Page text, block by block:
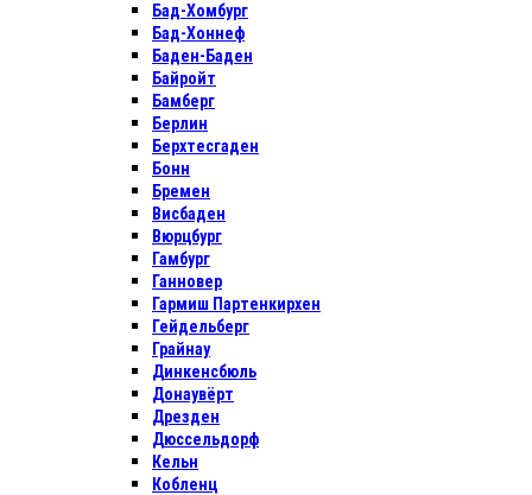
Бад-Хомбург
Бад-Хоннеф
Баден-Баден
Байройт
Бамберг
Берлин
Берхтесгаден
Бонн
Бремен
Висбаден
Вюрцбург
Гамбург
Ганновер
Гармиш Партенкирхен
Гейдельберг
Грайнау
Динкенсбюль
Донаувёрт
Дрезден
Дюссельдорф
Кельн
Кобленц